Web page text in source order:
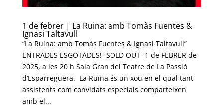
1 de febrer | La Ruina: amb Tomàs Fuentes &
Ignasi Taltavull
“La Ruina: amb Tomàs Fuentes & Ignasi Taltavull”
ENTRADES ESGOTADES! -SOLD OUT- 1 de FEBRER de
2025, a les 20 h Sala Gran del Teatre de La Passió
d’Esparreguera. La Ruïna és un xou en el qual tant
assistents com convidats especials comparteixen
amb el...